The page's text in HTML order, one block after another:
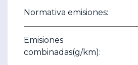
Normativa emisiones:
Emisiones
combinadas(g/km):